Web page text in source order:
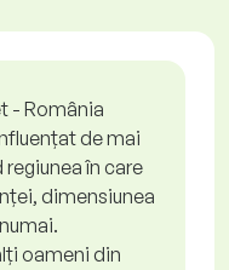
- România
de mai
în care
dimensiunea
oameni din